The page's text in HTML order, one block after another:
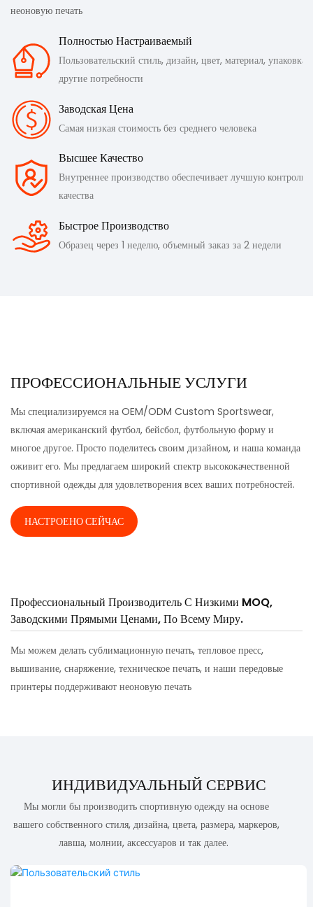
неоновую печать
Полностью Настраиваемый
Пользовательский стиль, дизайн, цвет, материал, упаковка
другие потребности
Заводская Цена
Самая низкая стоимость без среднего человека
Высшее Качество
Внутреннее производство обеспечивает лучшую контроль
качества
Быстрое Производство
Образец через 1 неделю, объемный заказ за 2 недели
ПРОФЕССИОНАЛЬНЫЕ УСЛУГИ
Мы специализируемся на OEM/ODM Custom Sportswear,
включая американский футбол, бейсбол, футбольную форму и
многое другое. Просто поделитесь своим дизайном, и наша команда
оживит его. Мы предлагаем широкий спектр высококачественной
спортивной одежды для удовлетворения всех ваших потребностей.
НАСТРОЕНО СЕЙЧАС
Профессиональный Производитель С Низкими MOQ,
Заводскими Прямыми Ценами, По Всему Миру.
Мы можем делать сублимационную печать, тепловое пресс,
вышивание, снаряжение, техническое печать, и наши передовые
принтеры поддерживают неоновую печать
ИНДИВИДУАЛЬНЫЙ СЕРВИС
Мы могли бы производить спортивную одежду на основе
вашего собственного стиля, дизайна, цвета, размера, маркеров,
лавша, молнии, аксессуаров и так далее.